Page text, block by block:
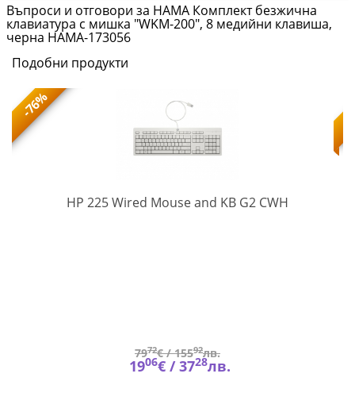
Въпроси и отговори за HAMA Комплект безжична
клавиатура с мишка "WKM-200", 8 медийни клавиша,
черна HAMA-173056
Подобни продукти
-76%
HP 225 Wired Mouse and KB G2 CWH
7972€ /15592лв.
1906€ /3728лв.